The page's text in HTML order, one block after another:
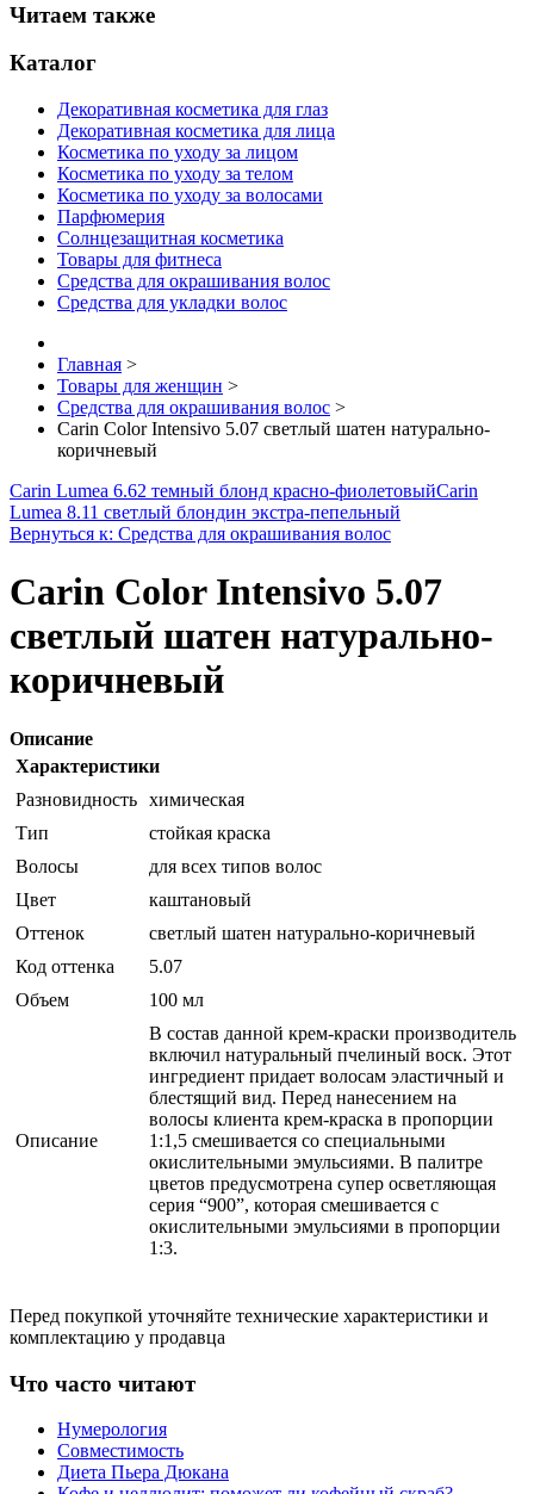
Читаем также
Каталог
Декоративная косметика для глаз
Декоративная косметика для лица
Косметика по уходу за лицом
Косметика по уходу за телом
Косметика по уходу за волосами
Парфюмерия
Солнцезащитная косметика
Товары для фитнеса
Средства для окрашивания волос
Средства для укладки волос
Главная >
Товары для женщин >
Средства для окрашивания волос >
Carin Color Intensivo 5.07 светлый шатен натурально-
коричневый
Carin Lumea 6.62 темный блонд красно-фиолетовыйCarin
Lumea 8.11 светлый блондин экстра-пепельный
Вернуться к: Средства для окрашивания волос
Carin Color Intensivo 5.07
светлый шатен натурально-
коричневый
Описание
Характеристики
Разновидность химическая
Тип
стойкая краска
Волосы
для всех типов волос
Цвет
каштановый
Оттенок
светлый шатен натурально-коричневый
Код оттенка
5.07
Объем
100 мл
Описание
В состав данной крем-краски производитель
включил натуральный пчелиный воск. Этот
ингредиент придает волосам эластичный и
блестящий вид. Перед нанесением на
волосы клиента крем-краска в пропорции
1:1,5 смешивается со специальными
окислительными эмульсиями. В палитре
цветов предусмотрена супер осветляющая
серия “900”, которая смешивается с
окислительными эмульсиями в пропорции
1:3.
Перед покупкой уточняйте технические характеристики и
комплектацию у продавца
Что часто читают
Нумерология
Совместимость
Диета Пьера Дюкана